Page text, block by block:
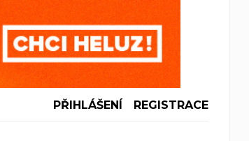
PŘIHLÁŠENÍ REGISTRACE